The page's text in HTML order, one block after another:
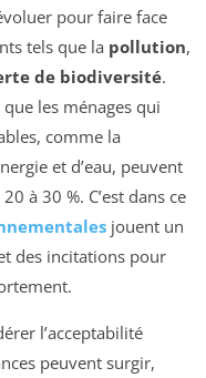
pour faire face
tels que la pollution,
de biodiversité.
les ménages qui
comme la
et d’eau, peuvent
à 30 %. C’est dans ce
jouent un
des incitations pour
l’acceptabilité
peuvent surgir,